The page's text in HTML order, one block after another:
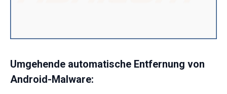
Umgehende automatische Entfernung von
Android-Malware: